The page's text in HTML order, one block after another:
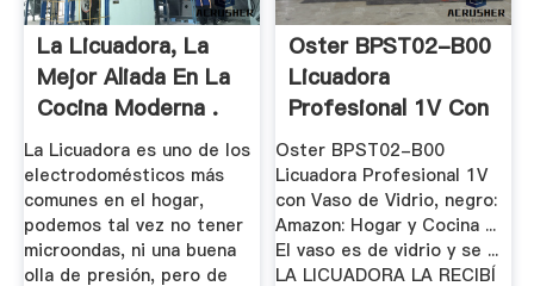
La Licuadora, La
Mejor Aliada En La
Cocina Moderna .
La Licuadora es uno de los
electrodomésticos más
comunes en el hogar,
podemos tal vez no tener
microondas, ni una buena
olla de presión, pero de
Oster BPST02-B00
Licuadora
Profesional 1V Con
.
Oster BPST02-B00
Licuadora Profesional 1V
con Vaso de Vidrio, negro:
Amazon: Hogar y Cocina ...
El vaso es de vidrio y se ...
LA LICUADORA LA RECIBÍ